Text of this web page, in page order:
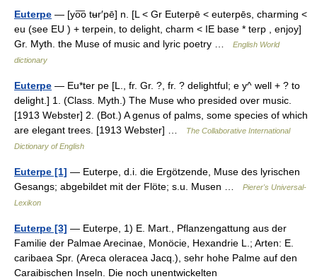
Euterpe — [yo͞o tʉr′pē] n. [L < Gr Euterpē < euterpēs, charming <
eu (see EU ) + terpein, to delight, charm < IE base * terp , enjoy]
Gr. Myth. the Muse of music and lyric poetry …
English World
dictionary
Euterpe — Eu*ter pe [L., fr. Gr. ?, fr. ? delightful; e y^ well + ? to
delight.] 1. (Class. Myth.) The Muse who presided over music.
[1913 Webster] 2. (Bot.) A genus of palms, some species of which
are elegant trees. [1913 Webster] …
The Collaborative International
Dictionary of English
Euterpe [1] — Euterpe, d.i. die Ergötzende, Muse des lyrischen
Gesangs; abgebildet mit der Flöte; s.u. Musen …
Pierer's Universal-
Lexikon
Euterpe [3] — Euterpe, 1) E. Mart., Pflanzengattung aus der
Familie der Palmae Arecinae, Monöcie, Hexandrie L.; Arten: E.
caribaea Spr. (Areca oleracea Jacq.), sehr hohe Palme auf den
Caraibischen Inseln. Die noch unentwickelten